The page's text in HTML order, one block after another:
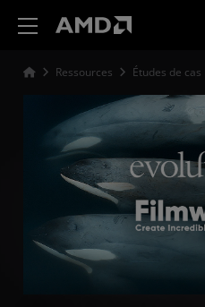
Ressources Études de cas